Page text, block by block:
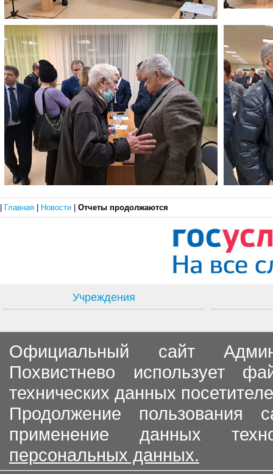
Главная Новости Отчеты продолжаются
Учреждения
Официальный сайт
Похвистнево использует
технических данных
Продолжение пользования
применение данных
персональных данных.